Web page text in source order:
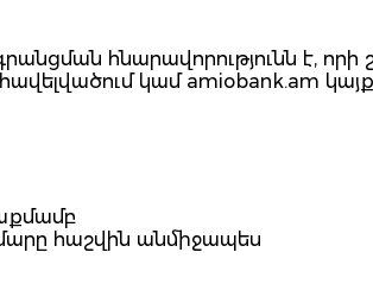
հնարավորությունն է, որի
կամ amiobank.am
հաշվին անմիջապես